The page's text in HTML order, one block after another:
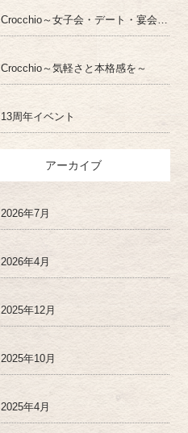
Crocchio～女子会・デート・宴会・一人飲み～
Crocchio～気軽さと本格感を～
13周年イベント
アーカイブ
2026年7月
2026年4月
2025年12月
2025年10月
2025年4月